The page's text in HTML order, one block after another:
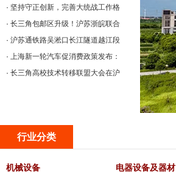
· 坚持守正创新，完善大统战工作格
· 长三角包邮区升级！沪苏浙皖联合
· 沪苏通铁路吴淞口长江隧道越江段
· 上海新一轮汽车促消费政策发布：
· 长三角高校技术转移联盟大会在沪
行业分类
机械设备 电器设备及器材